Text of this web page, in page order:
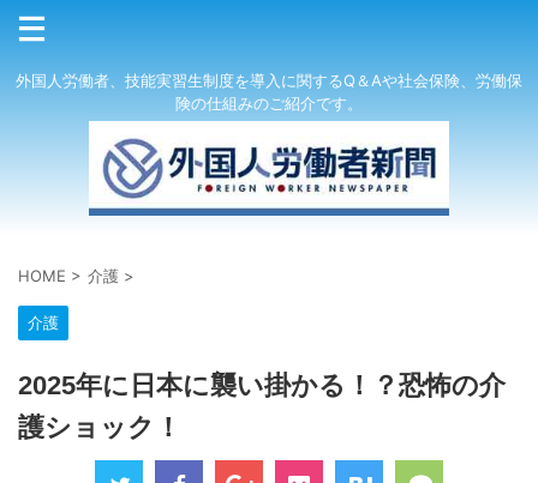
外国人労働者、技能実習生制度を導入に関するQ＆Aや社会保険、労働保
険の仕組みのご紹介です。
HOME > 介護 >
介護
2025年に日本に襲い掛かる！？恐怖の介
護ショック！